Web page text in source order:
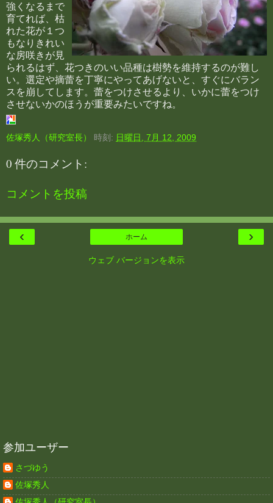
強くなるまで
育てれば、枯
れた花が１つ
もなりきれい
な房咲きが見
られるはず、花つきのいい品種は樹勢を維持するのが難し
い。選定や摘蕾を丁寧にやってあげないと、すぐにバラン
スを崩してします。蕾をつけさせるより、いかに蕾をつけ
させないかのほうが重要みたいですね。
佐塚秀人（研究室長） 時刻: 日曜日, 7月 12, 2009
0 件のコメント:
コメントを投稿
‹ ›
ホーム
ウェブ バージョンを表示
参加ユーザー
さづゆう
佐塚秀人